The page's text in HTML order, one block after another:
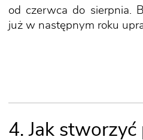
od czerwca do sierpnia.
już w następnym roku
4. Jak stworzyć